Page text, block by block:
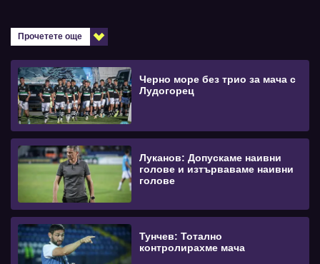
Прочетете още
Черно море без трио за мача с
Лудогорец
Луканов: Допускаме наивни
голове и изтърваваме наивни
голове
Тунчев: Тотално
контролирахме мача